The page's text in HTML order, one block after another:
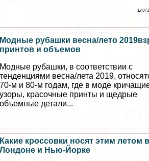
12 07
Модные рубашки весна/лето
принтов и объемов
Модные рубашки, в соответствии с
тенденциями весна/лета 2019,
70-м и 80-м годам, где в моде
узоры, красочные принты и щедрые
объемные детали...
Какие кроссовки носят этим летом
Лондоне и Нью-Йорке